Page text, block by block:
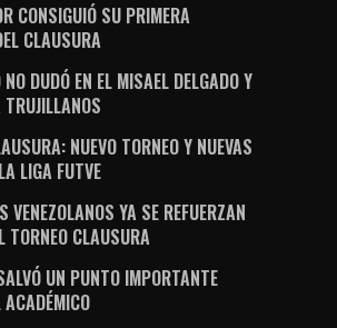
CONSIGUIÓ SU PRIMERA
CLAUSURA
DUDÓ EN EL MISAEL DELGADO Y
NUEVO TORNEO Y NUEVAS
LIGA FUTVE
VENEZOLANOS YA SE REFUERZAN
TORNEO CLAUSURA
UN PUNTO IMPORTANTE